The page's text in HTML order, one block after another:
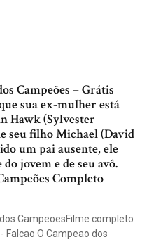
Campeões – Grátis
sua ex-mulher está
Hawk (Sylvester
seu filho Michael (David
um pai ausente, ele
jovem e de seu avô.
Completo
CampeoesFilme completo
Falcao O Campeao dos